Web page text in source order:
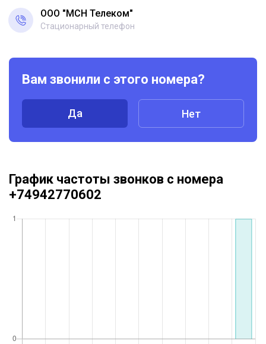
ООО "МСН Телеком"
Стационарный телефон
Вам звонили с этого номера?
Да Нет
График частоты звонков с номера
+74942770602